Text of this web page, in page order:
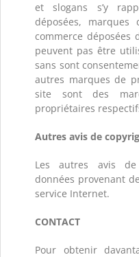
et slogans s’y
déposées,
commerce déposées
peuvent pas être
sans sont
autres marques de
site sont des
propriétaires
Autres avis de
Les autres avis
données provenant
service Internet.
CONTACT
Pour obtenir